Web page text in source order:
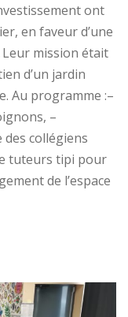
ont
en faveur d’une
mission était
d’un jardin
Au programme :–
–
collégiens
tuteurs tipi pour
de l’espace